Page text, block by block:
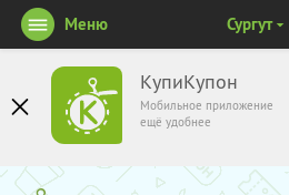
КупиКупон
Мобильное приложение
ещё удобнее
Меню Сургут